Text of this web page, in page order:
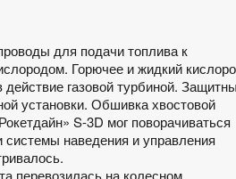
для подачи топлива к
Горючее и жидкий
газовой турбиной.
установки. Обшивка хвостовой
S-3D мог поворачиваться
системы наведения и управления
перевозилась на колесном